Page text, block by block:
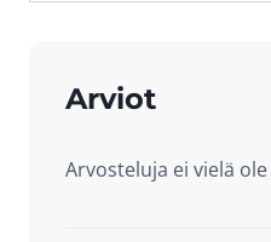
Arviot
Arvosteluja ei vielä ole